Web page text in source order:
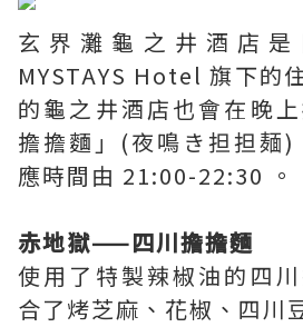
玄界灘龜之井酒店
MYSTAYS Hotel 旗下的
的龜之井酒店也會在晚
擔擔麵」(夜鳴き担担麺)
應時間由 21:00-22:30 。
赤地獄——四川擔擔麵
使用了特製辣椒油的四
合了烤芝麻、花椒、四川